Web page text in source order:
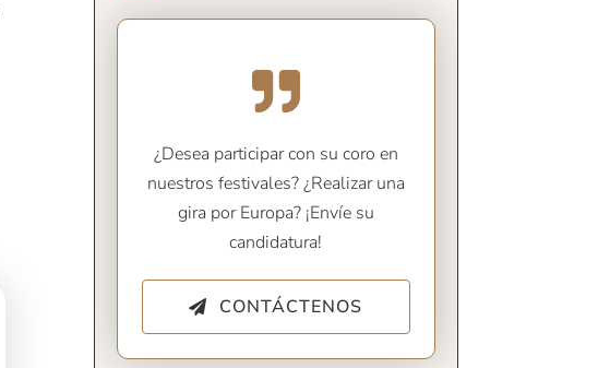
¿Desea participar con su coro en
nuestros festivales? ¿Realizar una
gira por Europa? ¡Envíe su
candidatura!
CONTÁCTENOS